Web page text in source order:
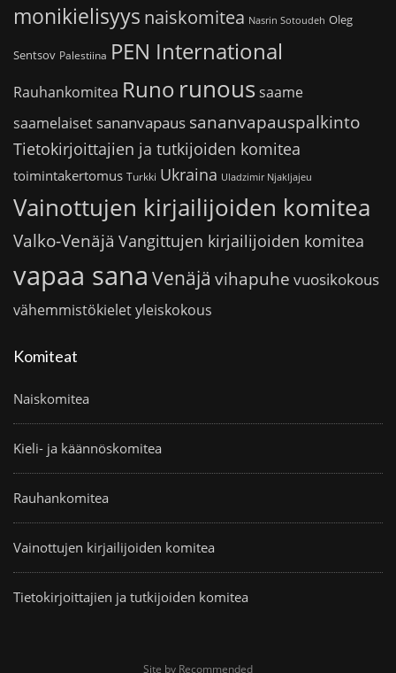
monikielisyys naiskomitea Nasrin Sotoudeh Oleg
Sentsov Palestiina PEN International
Rauhankomitea Runo runoussaame
saamelaiset sananvapaus sananvapauspalkinto
Tietokirjoittajien ja tutkijoiden komitea
toimintakertomus Turkki Ukraina Uladzimir Njakljajeu
Vainottujen kirjailijoiden komitea
Valko-Venäjä Vangittujen kirjailijoiden komitea
vapaa sana Venäjä vihapuhe vuosikokous
vähemmistökieletyleiskokous
Komiteat
Naiskomitea
Kieli- ja käännöskomitea
Rauhankomitea
Vainottujen kirjailijoiden komitea
Tietokirjoittajien ja tutkijoiden komitea
Site by Recommended